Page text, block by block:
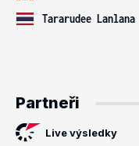
Tararudee Lanlana
Partneři
Live výsledky